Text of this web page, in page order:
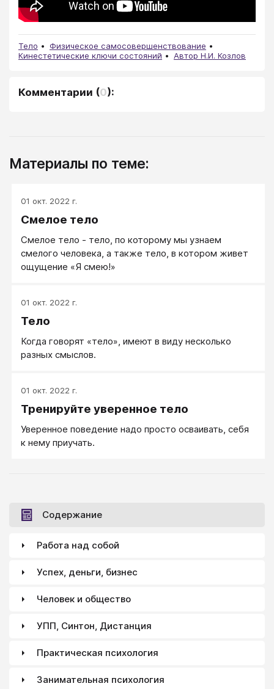
Тело
Физическое самосовершенствование
Кинестетические ключи состояний
Автор Н.И. Козлов
Комментарии (0):
Материалы по теме:
01 окт. 2022 г.
Смелое тело
Смелое тело - тело, по которому мы узнаем
смелого человека, а также тело, в котором живет
ощущение «Я смею!»
01 окт. 2022 г.
Тело
Когда говорят «тело», имеют в виду несколько
разных смыслов.
01 окт. 2022 г.
Тренируйте уверенное тело
Уверенное поведение надо просто осваивать, себя
к нему приучать.
Содержание
Работа над собой
Успех, деньги, бизнес
Человек и общество
УПП, Синтон, Дистанция
Практическая психология
Занимательная психология